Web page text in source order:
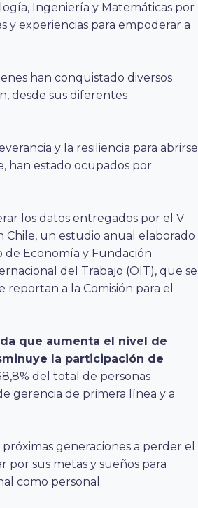
Ingeniería y Matemáticas por
y experiencias para empoderar a
han conquistado diversos
desde sus diferentes
y la resiliencia para abrirse
han estado ocupados por
los datos entregados por el V
Chile, un estudio anual elaborado
Economía y Fundación
del Trabajo (OIT), que se
reportan a la Comisión para el
que aumenta el nivel de
la participación de
del total de personas
gerencia de primera línea y a
generaciones a perder el
por sus metas y sueños para
como personal.